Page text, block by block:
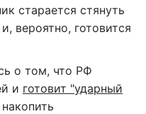
старается стянуть
вероятно, готовится
о том, что РФ
и готовит "ударный